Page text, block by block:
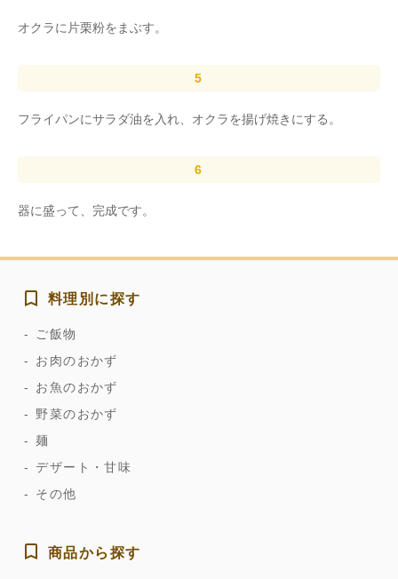
オクラに片栗粉をまぶす。
フライパンにサラダ油を入れ、オクラを揚げ焼きにする。
器に盛って、完成です。
料理別に探す
ご飯物
お肉のおかず
お魚のおかず
野菜のおかず
麺
デザート・甘味
その他
商品から探す